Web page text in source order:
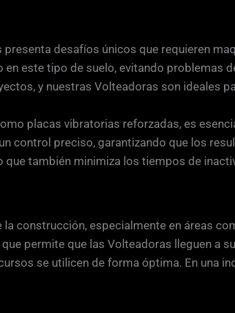
desafíos únicos que requieren
este tipo de suelo, evitando problemas
y nuestras Volteadoras son ideales
placas vibratorias reforzadas, es
control preciso, garantizando que los
también minimiza los tiempos de
construcción, especialmente en áreas
permite que las Volteadoras lleguen a
se utilicen de forma óptima. En una